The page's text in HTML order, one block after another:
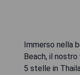
Immerso nella
Beach, il
5 stelle in